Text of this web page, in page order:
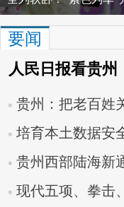
要闻
人民日报看贵
晨跑
贵州：把老百姓
培育本土数据安
贵州西部陆海新
现代五项、拳击